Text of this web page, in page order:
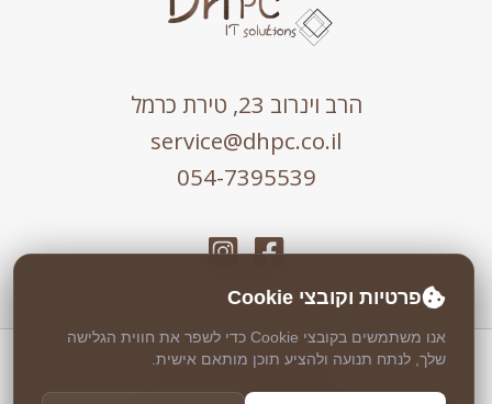
הרב וינרוב 23, טירת כרמל
service@dhpc.co.il
054-7395539
כל הזכויות שמורות © 2026 DHPC
פרטיות וקובצי Cookie
אנו משתמשים בקובצי Cookie כדי לשפר את חווית הגלישה
שלך, לנתח תנועה ולהציע תוכן מותאם אישית.